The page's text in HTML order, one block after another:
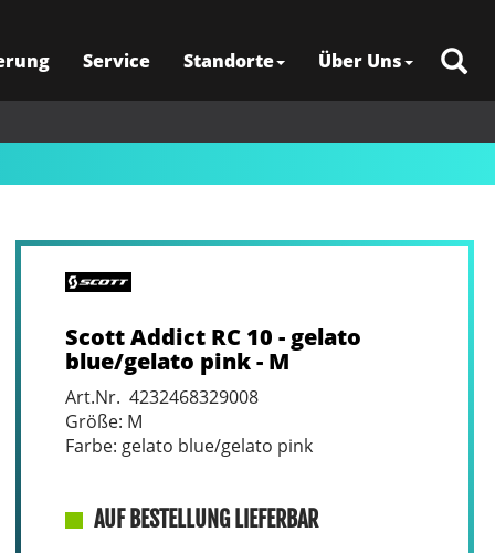
Service Standorte Über Uns
Scott Addict RC 10 - gelato
blue/gelato pink - M
Art.Nr. 4232468329008
Größe: M
Farbe: gelato blue/gelato pink
AUF BESTELLUNG LIEFERBAR